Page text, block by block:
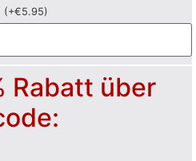
(+€5.95)
Rabatt über